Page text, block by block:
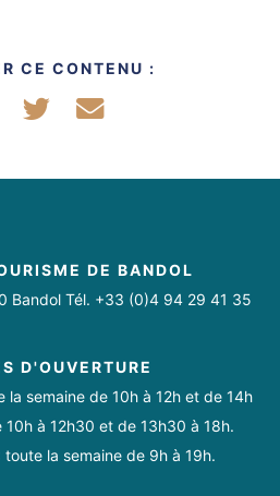
CE CONTENU :
Partager sur Facebook
Partager sur Twitter
Partager par mail
DE BANDOL
Bandol Tél. +33 (0)4 94 29 41 35
D'OUVERTURE
semaine de 10h à 12h et de 14h
à 12h30 et de 13h30 à 18h.
la semaine de 9h à 19h.